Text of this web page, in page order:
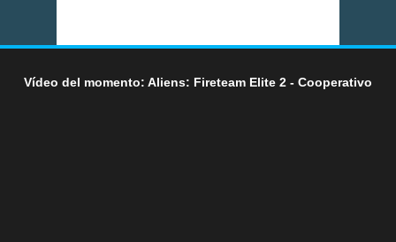
Vídeo del momento: Aliens: Fireteam Elite 2 - Cooperativo